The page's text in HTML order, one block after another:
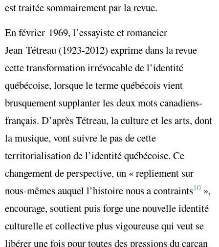
est traitée sommairement par la revue.
En février 1969, l’essayiste et romancier
Jean Tétreau (1923-2012) exprime dans la revue
cette transformation irrévocable de l’identité
québécoise, lorsque le terme québécois vient
brusquement supplanter les deux mots canadiens-
français. D’après Tétreau, la culture et les arts, dont
la musique, vont suivre le pas de cette
territorialisation de l’identité québécoise. Ce
changement de perspective, un « repliement sur
nous-mêmes auquel l’histoire nous a contraints10 »,
encourage, soutient puis forge une nouvelle identité
culturelle et collective plus vigoureuse qui veut se
libérer une fois pour toutes des pressions du carcan